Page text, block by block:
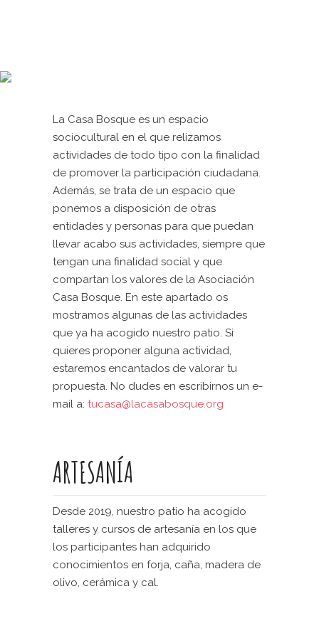
La Casa Bosque es un espacio
sociocultural en el que relizamos
actividades de todo tipo con la finalidad
de promover la participación ciudadana.
Además, se trata de un espacio que
ponemos a disposición de otras
entidades y personas para que puedan
llevar acabo sus actividades, siempre que
tengan una finalidad social y que
compartan los valores de la Asociación
Casa Bosque. En este apartado os
mostramos algunas de las actividades
que ya ha acogido nuestro patio. Si
quieres proponer alguna actividad,
estaremos encantados de valorar tu
propuesta. No dudes en escribirnos un e-
mail a: tucasa@lacasabosque.org
ARTESANÍA
Desde 2019, nuestro patio ha acogido
talleres y cursos de artesanía en los que
los participantes han adquirido
conocimientos en forja, caña, madera de
olivo, cerámica y cal.